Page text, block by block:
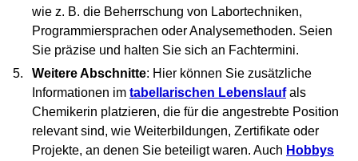
wie z. B. die Beherrschung von Labortechniken,
Programmiersprachen oder Analysemethoden. Seien
Sie präzise und halten Sie sich an Fachtermini.
Weitere Abschnitte: Hier können Sie zusätzliche
Informationen im tabellarischen Lebenslaufals
Chemikerin platzieren, die für die angestrebte Position
relevant sind, wie Weiterbildungen, Zertifikate oder
Projekte, an denen Sie beteiligt waren. Auch Hobbys